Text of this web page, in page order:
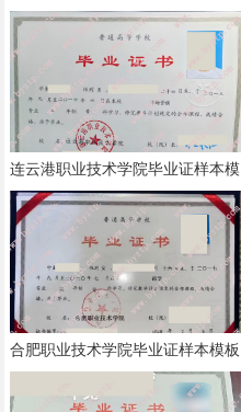
模板
连云港职业技术学院毕业证样本模
板
合肥职业技术学院毕业证样本模板